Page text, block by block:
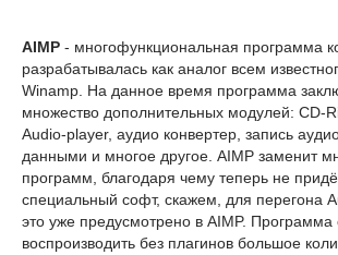
AIMP - многофункциональная программа
разрабатывалась как аналог всем
Winamp. На данное время программа
множество дополнительных модулей: CD-
Audio-player, аудио конвертер, запись
данными и многое другое. AIMP заменит
программ, благодаря чему теперь не
специальный софт, скажем, для перегона
это уже предусмотрено в AIMP. Программа
воспроизводить без плагинов большое